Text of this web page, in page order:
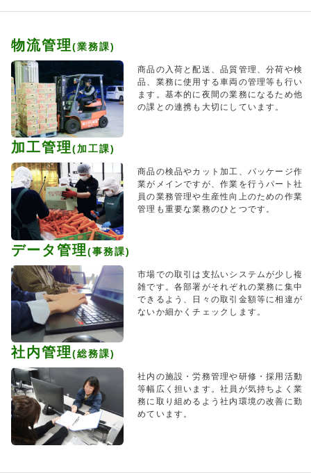
物流管理 (業務課)
商品の入荷と配送、品質管理、分荷や検
品、業務に使用する車両の管理等も行い
ます。基本的に夜間の業務になるため他
の課との連携も大切にしています。
加工管理 (加工課)
商品の検品やカット加工、パッケージ作
業がメインですが、作業を行うパート社
員の業務管理や生産性向上のための作業
管理も重要な業務のひとつです。
データ管理 (事務課)
市場での取引は支払いシステムが少し複
雑です。各部署がそれぞれの業務に集中
できるよう、日々の取引金額等に相違が
ないか細かくチェックします。
社内管理 (総務課)
社内の施設・労務管理や研修・採用活動
等幅広く担います。社員が気持ちよく業
務に取り組めるよう社内環境の改善に勤
めています。